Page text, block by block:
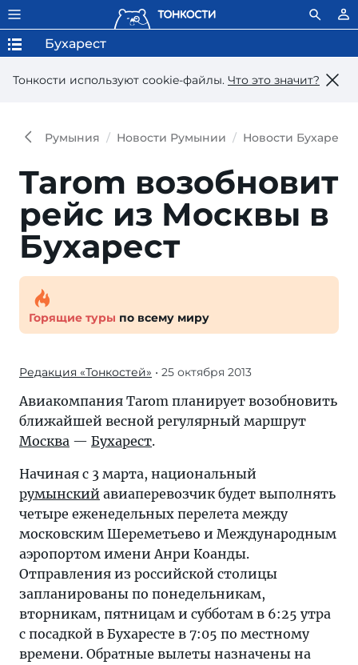
Тонкости используют сookie-файлы. Что это значит?
Бухарест
Румыния Новости Румынии Новости Бухареста
Tarom возобновит
рейс из Москвы в
Бухарест
Горящие туры по всему миру
Редакция «Тонкостей» • 25 октября 2013
Авиакомпания Tarom планирует возобновить
ближайшей весной регулярный маршрут
Москва — Бухарест.
Начиная с 3 марта, национальный
румынский авиаперевозчик будет выполнять
четыре еженедельных перелета между
московским Шереметьево и Международным
аэропортом имени Анри Коанды.
Отправления из российской столицы
запланированы по понедельникам,
вторникам, пятницам и субботам в 6:25 утра
с посадкой в Бухаресте в 7:05 по местному
времени. Обратные вылеты назначены на